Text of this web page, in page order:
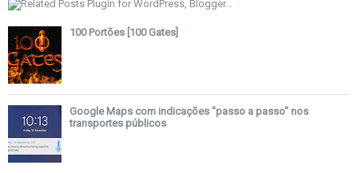
100 Portões [100 Gates]
Google Maps com indicações "passo a passo" nos
transportes públicos